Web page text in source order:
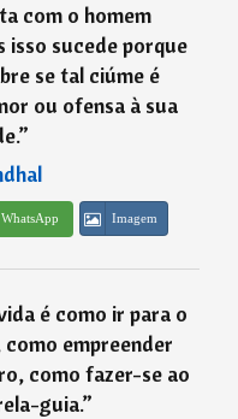
com o homem
isso sucede porque
se tal ciúme é
ou ofensa à sua
”
WhatsApp Imagem
é como ir para o
empreender
como fazer-se ao
guia.”